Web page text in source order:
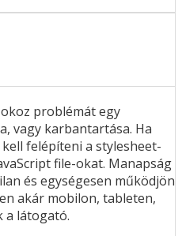
problémát egy
vagy karbantartása. Ha
felépíteni a stylesheet-
file-okat. Manapság
és egységesen működjön
akár mobilon, tableten,
a látogató.